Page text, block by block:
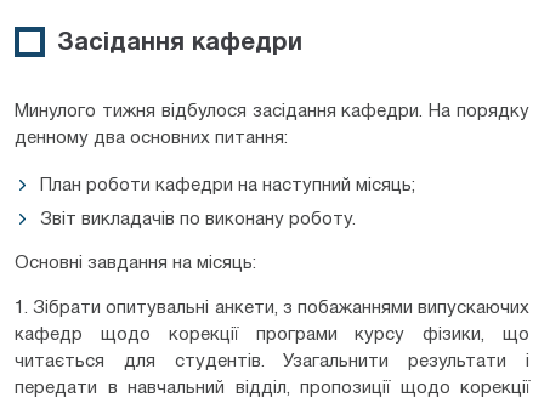
Засідання кафедри
Минулого тижня відбулося засідання кафедри. На порядку
денному два основних питання:
План роботи кафедри на наступний місяць;
Звіт викладачів по виконану роботу.
Основні завдання на місяць:
1. Зібрати опитувальні анкети, з побажаннями випускаючих
кафедр щодо корекції програми курсу фізики, що
читається для студентів. Узагальнити результати і
передати в навчальний відділ, пропозиції щодо корекції